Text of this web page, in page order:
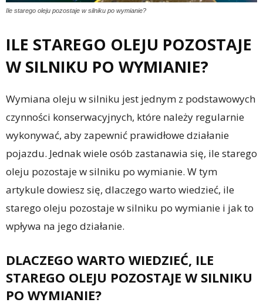
Ile starego oleju pozostaje w silniku po wymianie?
ILE STAREGO OLEJU POZOSTAJE
W SILNIKU PO WYMIANIE?
Wymiana oleju w silniku jest jednym z podstawowych
czynności konserwacyjnych, które należy regularnie
wykonywać, aby zapewnić prawidłowe działanie
pojazdu. Jednak wiele osób zastanawia się, ile starego
oleju pozostaje w silniku po wymianie. W tym
artykule dowiesz się, dlaczego warto wiedzieć, ile
starego oleju pozostaje w silniku po wymianie i jak to
wpływa na jego działanie.
DLACZEGO WARTO WIEDZIEĆ, ILE
STAREGO OLEJU POZOSTAJE W SILNIKU
PO WYMIANIE?